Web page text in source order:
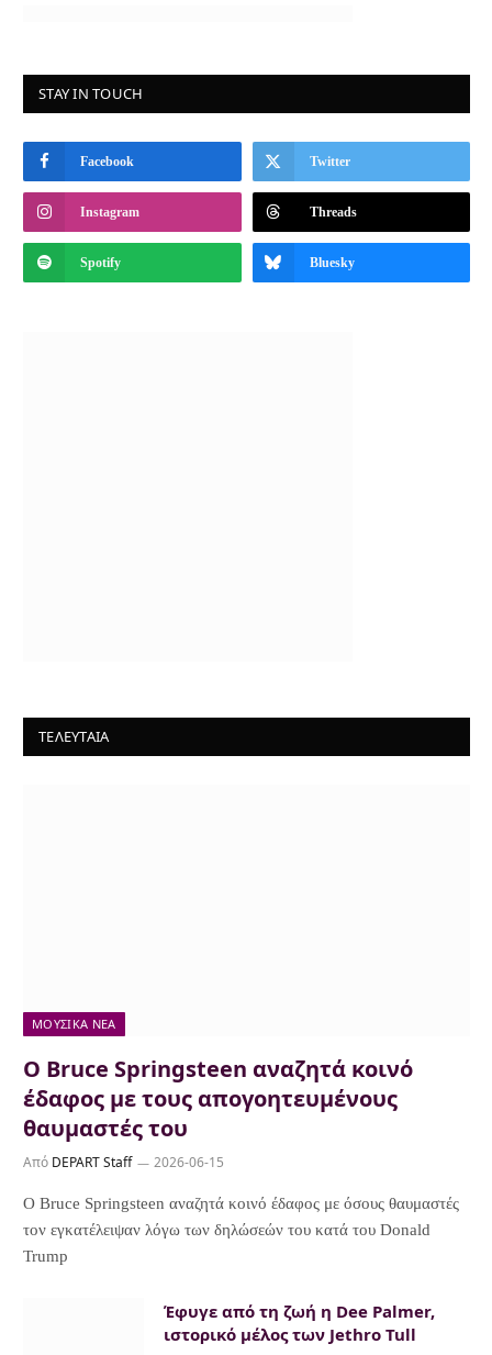
STAY IN TOUCH
Facebook Twitter
Instagram Threads
Spotify Bluesky
ΤΕΛΕΥΤΑΙΑ
ΜΟΥΣΙΚΆ ΝΈΑ
Ο Bruce Springsteen αναζητά κοινό
έδαφος με τους απογοητευμένους
θαυμαστές του
Από DEPART Staff 2026-06-15
Ο Bruce Springsteen αναζητά κοινό έδαφος με όσους θαυμαστές
τον εγκατέλειψαν λόγω των δηλώσεών του κατά του Donald
Trump
Έφυγε από τη ζωή η Dee Palmer,
ιστορικό μέλος των Jethro Tull